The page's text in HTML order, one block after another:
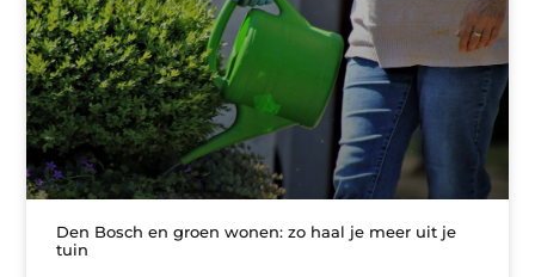
Den Bosch en groen wonen: zo haal je meer uit je
tuin